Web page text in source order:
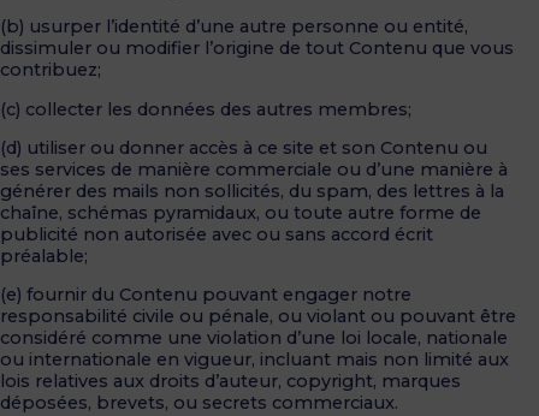
(b) usurper l’identité d’une autre personne ou entité,
dissimuler ou modifier l’origine de tout Contenu que vous
contribuez;
(c) collecter les données des autres membres;
(d) utiliser ou donner accès à ce site et son Contenu ou
ses services de manière commerciale ou d’une manière à
générer des mails non sollicités, du spam, des lettres à la
chaîne, schémas pyramidaux, ou toute autre forme de
publicité non autorisée avec ou sans accord écrit
préalable;
(e) fournir du Contenu pouvant engager notre
responsabilité civile ou pénale, ou violant ou pouvant être
considéré comme une violation d’une loi locale, nationale
ou internationale en vigueur, incluant mais non limité aux
lois relatives aux droits d’auteur, copyright, marques
déposées, brevets, ou secrets commerciaux.